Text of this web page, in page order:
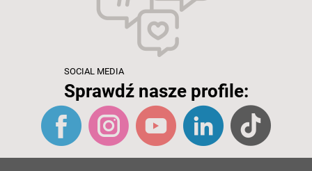
SOCIAL MEDIA
Sprawdź nasze profile: